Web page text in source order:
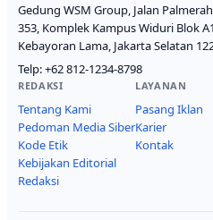
Gedung WSM Group, Jalan
353, Komplek Kampus Widuri Blok
Kebayoran Lama, Jakarta Selatan
Telp:+62 812-1234-8798
REDAKSI
Tentang Kami
Pedoman Media Siber
Kode Etik
Kebijakan Editorial
Redaksi
LAYANAN
Pasang Iklan
Karier
Kontak